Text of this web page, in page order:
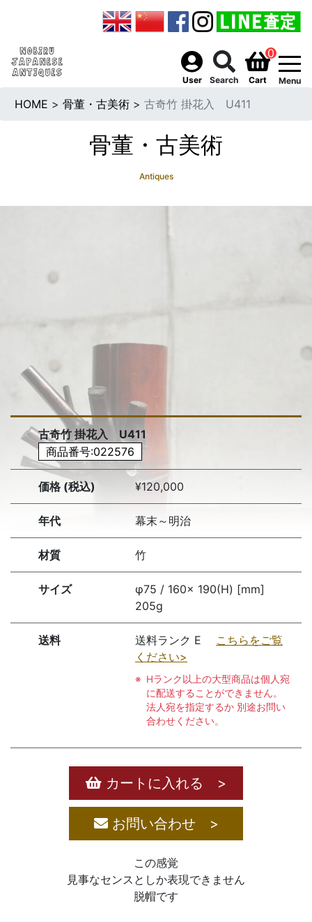
User Search
0
Cart Menu
HOME > 骨董・古美術 > 古奇竹 掛花入 U411
骨董・古美術
Antiques
古奇竹 掛花入 U411
商品番号:022576
価格 (税込) ¥120,000
年代 幕末～明治
材質 竹
サイズ
φ75 / 160× 190(H) [mm]
205g
送料 送料ランク E こちらをご覧
ください>
Hランク以上の大型商品は個人宛
に配送することができません。
法人宛を指定するか 別途お問い
合わせください。
カートに入れる >
お問い合わせ >
この感覚
見事なセンスとしか表現できません
脱帽です